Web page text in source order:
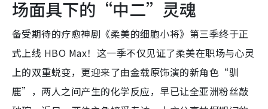
场面具下的“中二”灵魂
备受期待的疗愈神剧《柔美的细胞小将》第三季终于正
式上线 HBO Max！这一季不仅见证了柔美在职场与心灵
上的双重蜕变，更迎来了由金载原饰演的新角色“驯
鹿”，两人之间产生的化学反应，早已让全亚洲粉丝敲